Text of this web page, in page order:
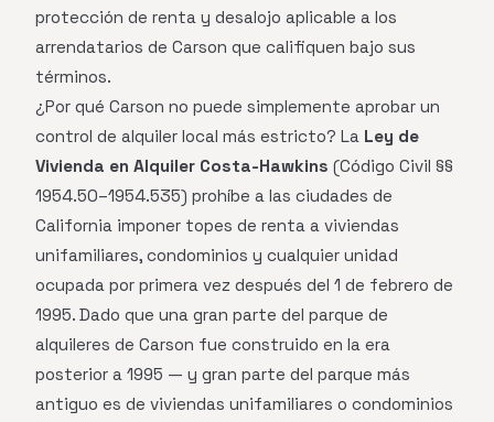
protección de renta y desalojo aplicable a los
arrendatarios de Carson que califiquen bajo sus
términos.
¿Por qué Carson no puede simplemente aprobar un
control de alquiler local más estricto? La Ley de
Vivienda en Alquiler Costa-Hawkins (Código Civil §§
1954.50–1954.535) prohíbe a las ciudades de
California imponer topes de renta a viviendas
unifamiliares, condominios y cualquier unidad
ocupada por primera vez después del 1 de febrero de
1995. Dado que una gran parte del parque de
alquileres de Carson fue construido en la era
posterior a 1995 — y gran parte del parque más
antiguo es de viviendas unifamiliares o condominios